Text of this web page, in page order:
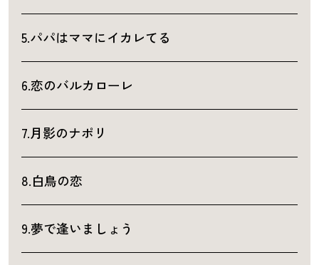
5.パパはママにイカレてる
6.恋のバルカローレ
7.月影のナポリ
8.白鳥の恋
9.夢で逢いましょう